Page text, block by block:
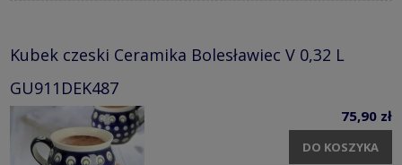
Kubek czeski Ceramika Bolesławiec V 0,32 L
GU911DEK487
75,90 zł
DO KOSZYKA